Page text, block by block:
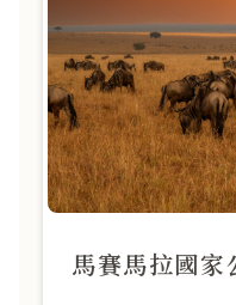
馬賽馬拉國